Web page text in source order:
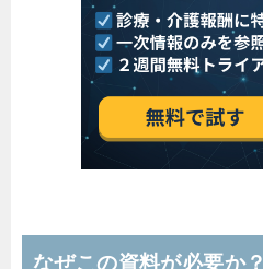
なぜこの資料が必要か？